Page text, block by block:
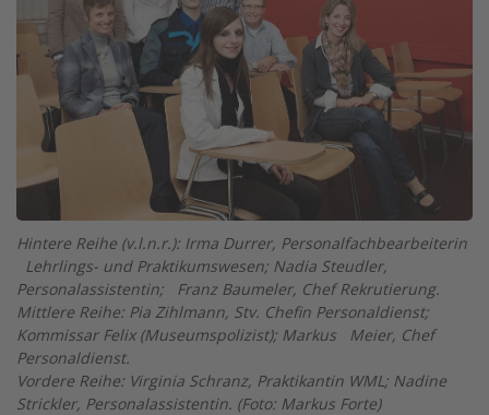
Hintere Reihe (v.l.n.r.): Irma Durrer, Personalfachbearbeiterin
Lehrlings- und Praktikumswesen; Nadia Steudler,
Personalassistentin; Franz Baumeler, Chef Rekrutierung.
Mittlere Reihe: Pia Zihlmann, Stv. Chefin Personaldienst;
Kommissar Felix (Museumspolizist); Markus Meier, Chef
Personaldienst.
Vordere Reihe: Virginia Schranz, Praktikantin WML; Nadine
Strickler, Personalassistentin. (Foto: Markus Forte)